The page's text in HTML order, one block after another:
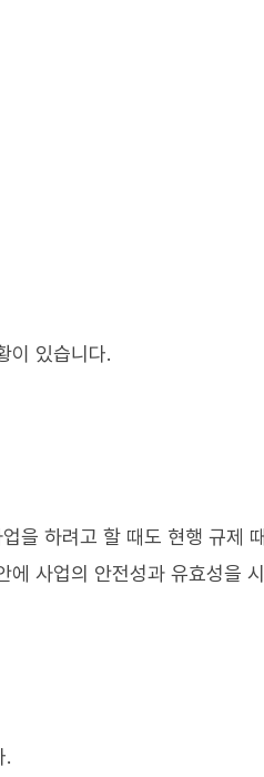
이 있습니다.
을 하려고 할 때도 현행 규제
사업의 안전성과 유효성을
.